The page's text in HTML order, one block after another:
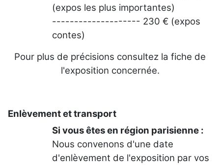
(expos les plus importantes)
-------------------- 230 € (expos
contes)
Pour plus de précisions consultez la fiche de
l'exposition concernée.
Enlèvement et transport
Si vous êtes en région parisienne :
Nous convenons d'une date
d'enlèvement de l'exposition par vos